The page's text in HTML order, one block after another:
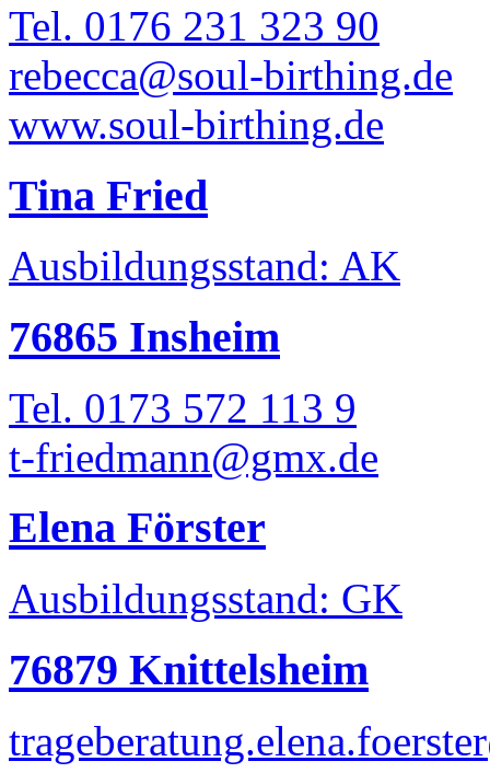
Tel. 0176 231 323 90
rebecca@soul-birthing.de
www.soul-birthing.de
Tina Fried
Ausbildungsstand: AK
76865 Insheim
Tel. 0173 572 113 9
t-friedmann@gmx.de
Elena Förster
Ausbildungsstand: GK
76879 Knittelsheim